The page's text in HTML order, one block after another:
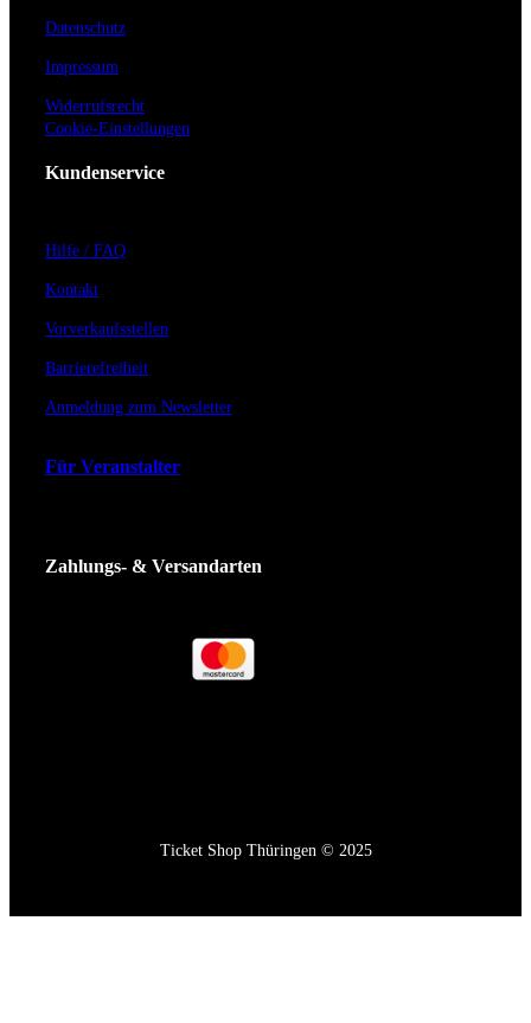
Datenschutz
Impressum
Widerrufsrecht
Cookie-Einstellungen
Kundenservice
Hilfe / FAQ
Kontakt
Vorverkaufsstellen
Barrierefreiheit
Anmeldung zum Newsletter
Für Veranstalter
Zahlungs- & Versandarten
Ticket Shop Thüringen © 2025